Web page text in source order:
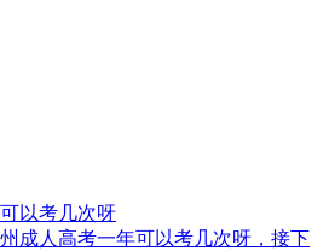
以考几次呀
成人高考一年可以考几次呀，接下